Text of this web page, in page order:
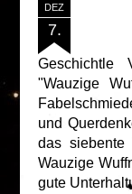
DEZ
7.
Geschichtle
"Wauzige
und
das siebente
Wauzige
gute